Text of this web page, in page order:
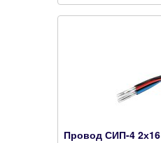
Провод СИП-4 2х16